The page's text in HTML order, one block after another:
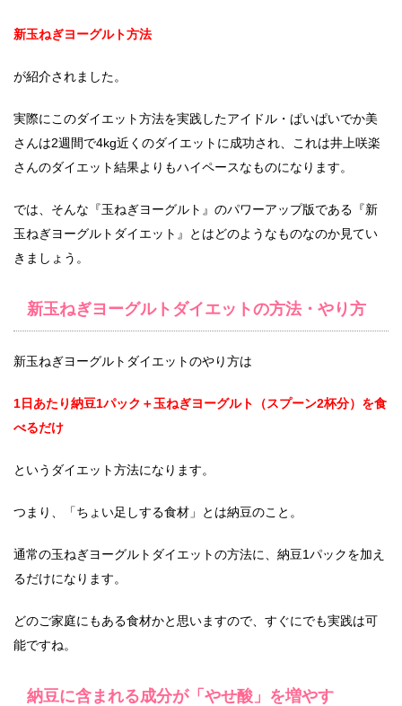
新玉ねぎヨーグルト方法
が紹介されました。
実際にこのダイエット方法を実践したアイドル・ぱいぱいでか美
さんは2週間で4kg近くのダイエットに成功され、これは井上咲楽
さんのダイエット結果よりもハイペースなものになります。
では、そんな『玉ねぎヨーグルト』のパワーアップ版である『新
玉ねぎヨーグルトダイエット』とはどのようなものなのか見てい
きましょう。
新玉ねぎヨーグルトダイエットの方法・やり方
新玉ねぎヨーグルトダイエットのやり方は
1日あたり納豆1パック＋玉ねぎヨーグルト（スプーン2杯分）を食
べるだけ
というダイエット方法になります。
つまり、「ちょい足しする食材」とは納豆のこと。
通常の玉ねぎヨーグルトダイエットの方法に、納豆1パックを加え
るだけになります。
どのご家庭にもある食材かと思いますので、すぐにでも実践は可
能ですね。
納豆に含まれる成分が「やせ酸」を増やす